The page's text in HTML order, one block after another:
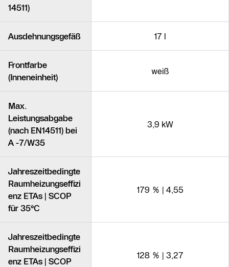
14511)
Ausdehnungsgefäß 17 l
Frontfarbe
(Inneneinheit)
weiß
Max.
Leistungsabgabe
(nach EN14511) bei
A -7/W35
3,9 kW
Jahreszeitbedingte
Raumheizungseffizi
enz ETAs | SCOP
für 35°C
179 % | 4,55
Jahreszeitbedingte
Raumheizungseffizi
enz ETAs | SCOP
128 % | 3,27